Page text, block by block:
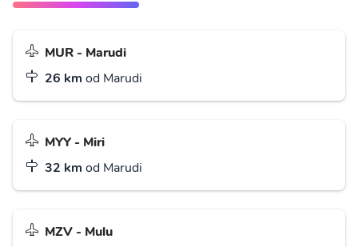
MUR - Marudi
26 km od Marudi
MYY - Miri
32 km od Marudi
MZV - Mulu